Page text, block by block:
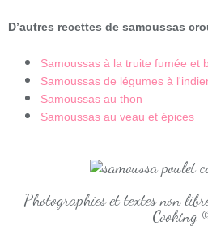
D’autres recettes de samoussas
Samoussas à la truite fumée et
Samoussas de légumes à
Samoussas au thon
Samoussas au veau et épices
Photographies et textes non
Cooking